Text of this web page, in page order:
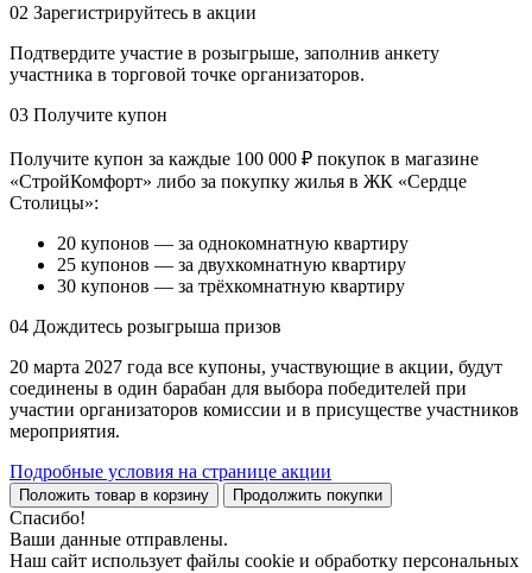
02 Зарегистрируйтесь в акции
Подтвердите участие в розыгрыше, заполнив анкету
участника в торговой точке организаторов.
03 Получите купон
Получите купон за каждые 100 000 ₽ покупок в магазине
«СтройКомфорт» либо за покупку жилья в ЖК «Сердце
Столицы»:
20 купонов — за однокомнатную квартиру
25 купонов — за двухкомнатную квартиру
30 купонов — за трёхкомнатную квартиру
04 Дождитесь розыгрыша призов
20 марта 2027 года все купоны, участвующие в акции, будут
соединены в один барабан для выбора победителей при
участии организаторов комиссии и в присуществе участников
мероприятия.
Подробные условия на странице акции
Положить товар в корзину Продолжить покупки
Спасибо!
Ваши данные отправлены.
Наш сайт использует файлы cookie и обработку персональных